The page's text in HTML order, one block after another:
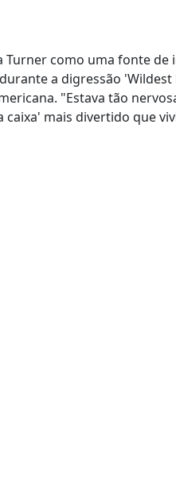
Turner como uma fonte de
a digressão
"Estava tão
mais divertido que